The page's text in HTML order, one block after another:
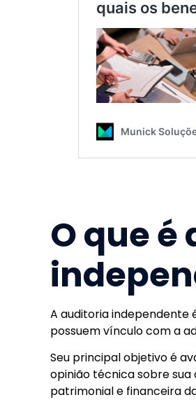
O que
A auditoria independente
possuem vínculo com a
Seu principal objetivo é
opinião técnica sobre
patrimonial e financeira